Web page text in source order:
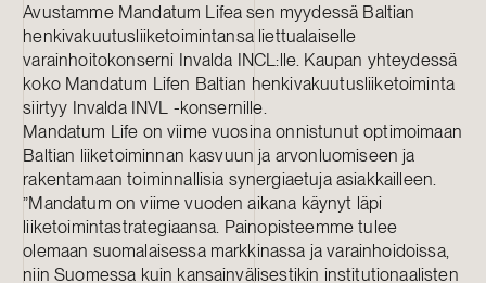
Avustamme Mandatum Lifea sen myydessä Baltian
henkivakuutusliiketoimintansa liettualaiselle
varainhoitokonserni Invalda INCL:lle. Kaupan yhteydessä
koko Mandatum Lifen Baltian henkivakuutusliiketoiminta
siirtyy Invalda INVL -konsernille.
Mandatum Life on viime vuosina onnistunut optimoimaan
Baltian liiketoiminnan kasvuun ja arvonluomiseen ja
rakentamaan toiminnallisia synergiaetuja asiakkailleen.
”Mandatum on viime vuoden aikana käynyt läpi
liiketoimintastrategiaansa. Painopisteemme tulee
olemaan suomalaisessa markkinassa ja varainhoidoissa,
niin Suomessa kuin kansainvälisestikin institutionaalisten